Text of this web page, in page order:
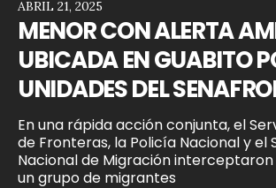
MENOR CON ALERTA
UBICADA EN GUABITO
UNIDADES DEL
En una rápida acción conjunta, el
de Fronteras, la Policía Nacional y el
Nacional de Migración
un grupo de migrantes
ABRIL 21, 2025